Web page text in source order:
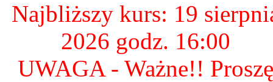
Najbliższy kurs: 19
2026 godz. 16:00
UWAGA - Ważne!! Proszę